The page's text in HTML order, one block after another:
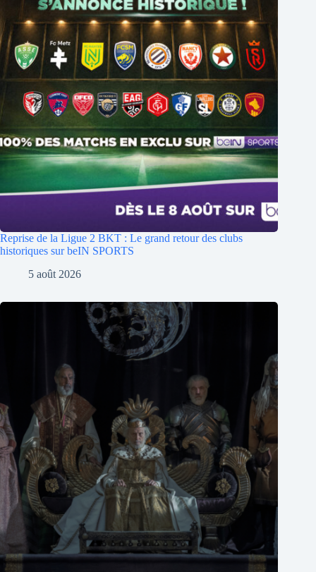
Reprise de la Ligue 2 BKT : Le grand retour des clubs
historiques sur beIN SPORTS
5 août 2026